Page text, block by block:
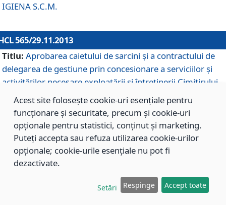
IGIENA S.C.M.
565/29.11.2013
Titlu: Aprobarea caietului de sarcini şi a contractului de
delegarea de gestiune prin concesionare a serviciilor şi
activităţilor necesare exploatării şi întreţinerii Cimitirului
Municipal Braşov situat în str. Dimitrie Anghel nr. 19.
564/29.11.2013
Titlu: Completarea şi modificarea H.C.L. nr. 446/2013,
care s-a aprobat studiul de fundamentare pentru
Acest site folosește cookie-uri esențiale pentru
funcționare și securitate, precum și cookie-uri
opționale pentru statistici, conținut și marketing.
Puteți accepta sau refuza utilizarea cookie-urilor
opționale; cookie-urile esențiale nu pot fi
dezactivate.
Setări Respinge Accept toate